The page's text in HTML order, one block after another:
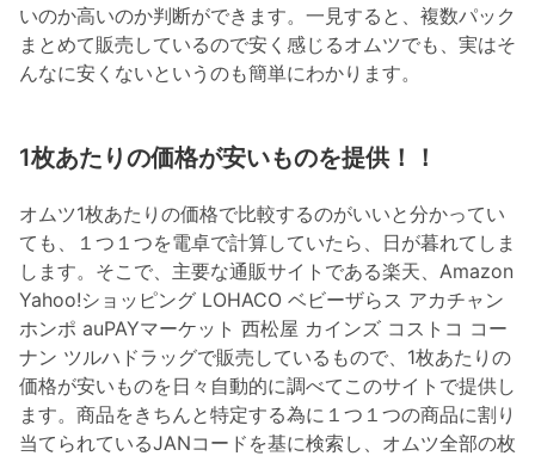
いのか高いのか判断ができます。一見すると、複数パック
まとめて販売しているので安く感じるオムツでも、実はそ
んなに安くないというのも簡単にわかります。
1枚あたりの価格が安いものを提供！！
オムツ1枚あたりの価格で比較するのがいいと分かってい
ても、１つ１つを電卓で計算していたら、日が暮れてしま
します。そこで、主要な通販サイトである楽天、Amazon
Yahoo!ショッピング LOHACO ベビーザらス アカチャン
ホンポ auPAYマーケット 西松屋 カインズ コストコ コー
ナン ツルハドラッグで販売しているもので、1枚あたりの
価格が安いものを日々自動的に調べてこのサイトで提供し
ます。商品をきちんと特定する為に１つ１つの商品に割り
当てられているJANコードを基に検索し、オムツ全部の枚